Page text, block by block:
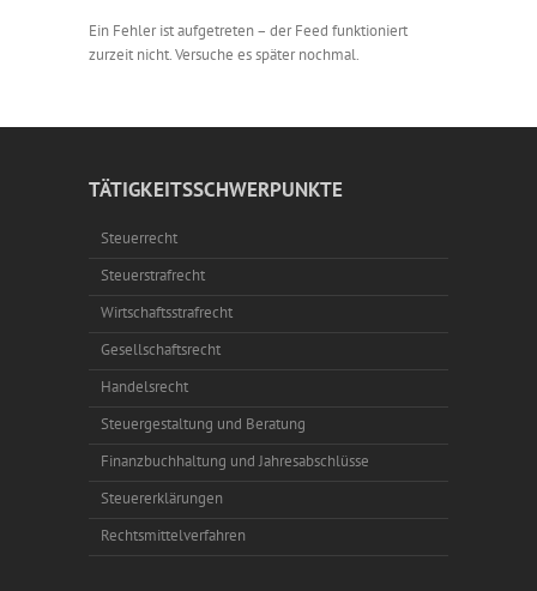
Ein Fehler ist aufgetreten – der Feed funktioniert
zurzeit nicht. Versuche es später nochmal.
TÄTIGKEITSSCHWERPUNKTE
Steuerrecht
Steuerstrafrecht
Wirtschaftsstrafrecht
Gesellschaftsrecht
Handelsrecht
Steuergestaltung und Beratung
Finanzbuchhaltung und Jahresabschlüsse
Steuererklärungen
Rechtsmittelverfahren